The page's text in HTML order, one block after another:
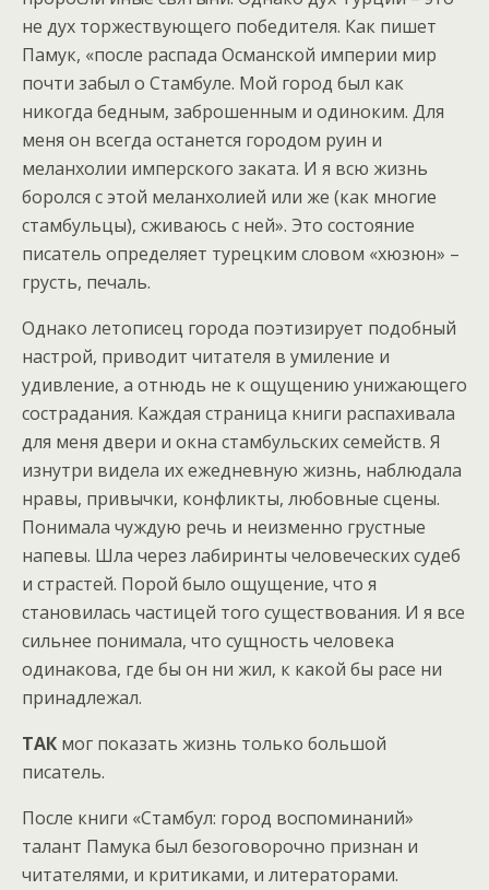
не дух торжествующего победителя. Как пишет
Памук, «после распада Османской империи мир
почти забыл о Стамбуле. Мой город был как
никогда бедным, заброшенным и одиноким. Для
меня он всегда останется городом руин и
меланхолии имперского заката. И я всю жизнь
боролся с этой меланхолией или же (как многие
стамбульцы), сживаюсь с ней». Это состояние
писатель определяет турецким словом «хюзюн» –
грусть, печаль.
Однако летописец города поэтизирует подобный
настрой, приводит читателя в умиление и
удивление, а отнюдь не к ощущению унижающего
сострадания. Каждая страница книги распахивала
для меня двери и окна стамбульских семейств. Я
изнутри видела их ежедневную жизнь, наблюдала
нравы, привычки, конфликты, любовные сцены.
Понимала чуждую речь и неизменно грустные
напевы. Шла через лабиринты человеческих судеб
и страстей. Порой было ощущение, что я
становилась частицей того существования. И я все
сильнее понимала, что сущность человека
одинакова, где бы он ни жил, к какой бы расе ни
принадлежал.
ТАК мог показать жизнь только большой
писатель.
После книги «Стамбул: город воспоминаний»
талант Памука был безоговорочно признан и
читателями, и критиками, и литераторами.